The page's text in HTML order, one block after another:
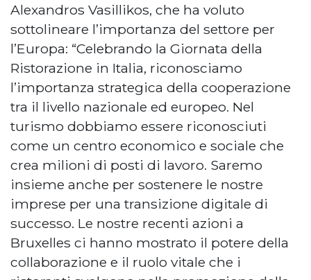
Alexandros Vasillikos, che ha voluto
sottolineare l’importanza del settore per
l’Europa: “Celebrando la Giornata della
Ristorazione in Italia, riconosciamo
l’importanza strategica della cooperazione
tra il livello nazionale ed europeo. Nel
turismo dobbiamo essere riconosciuti
come un centro economico e sociale che
crea milioni di posti di lavoro. Saremo
insieme anche per sostenere le nostre
imprese per una transizione digitale di
successo. Le nostre recenti azioni a
Bruxelles ci hanno mostrato il potere della
collaborazione e il ruolo vitale che i